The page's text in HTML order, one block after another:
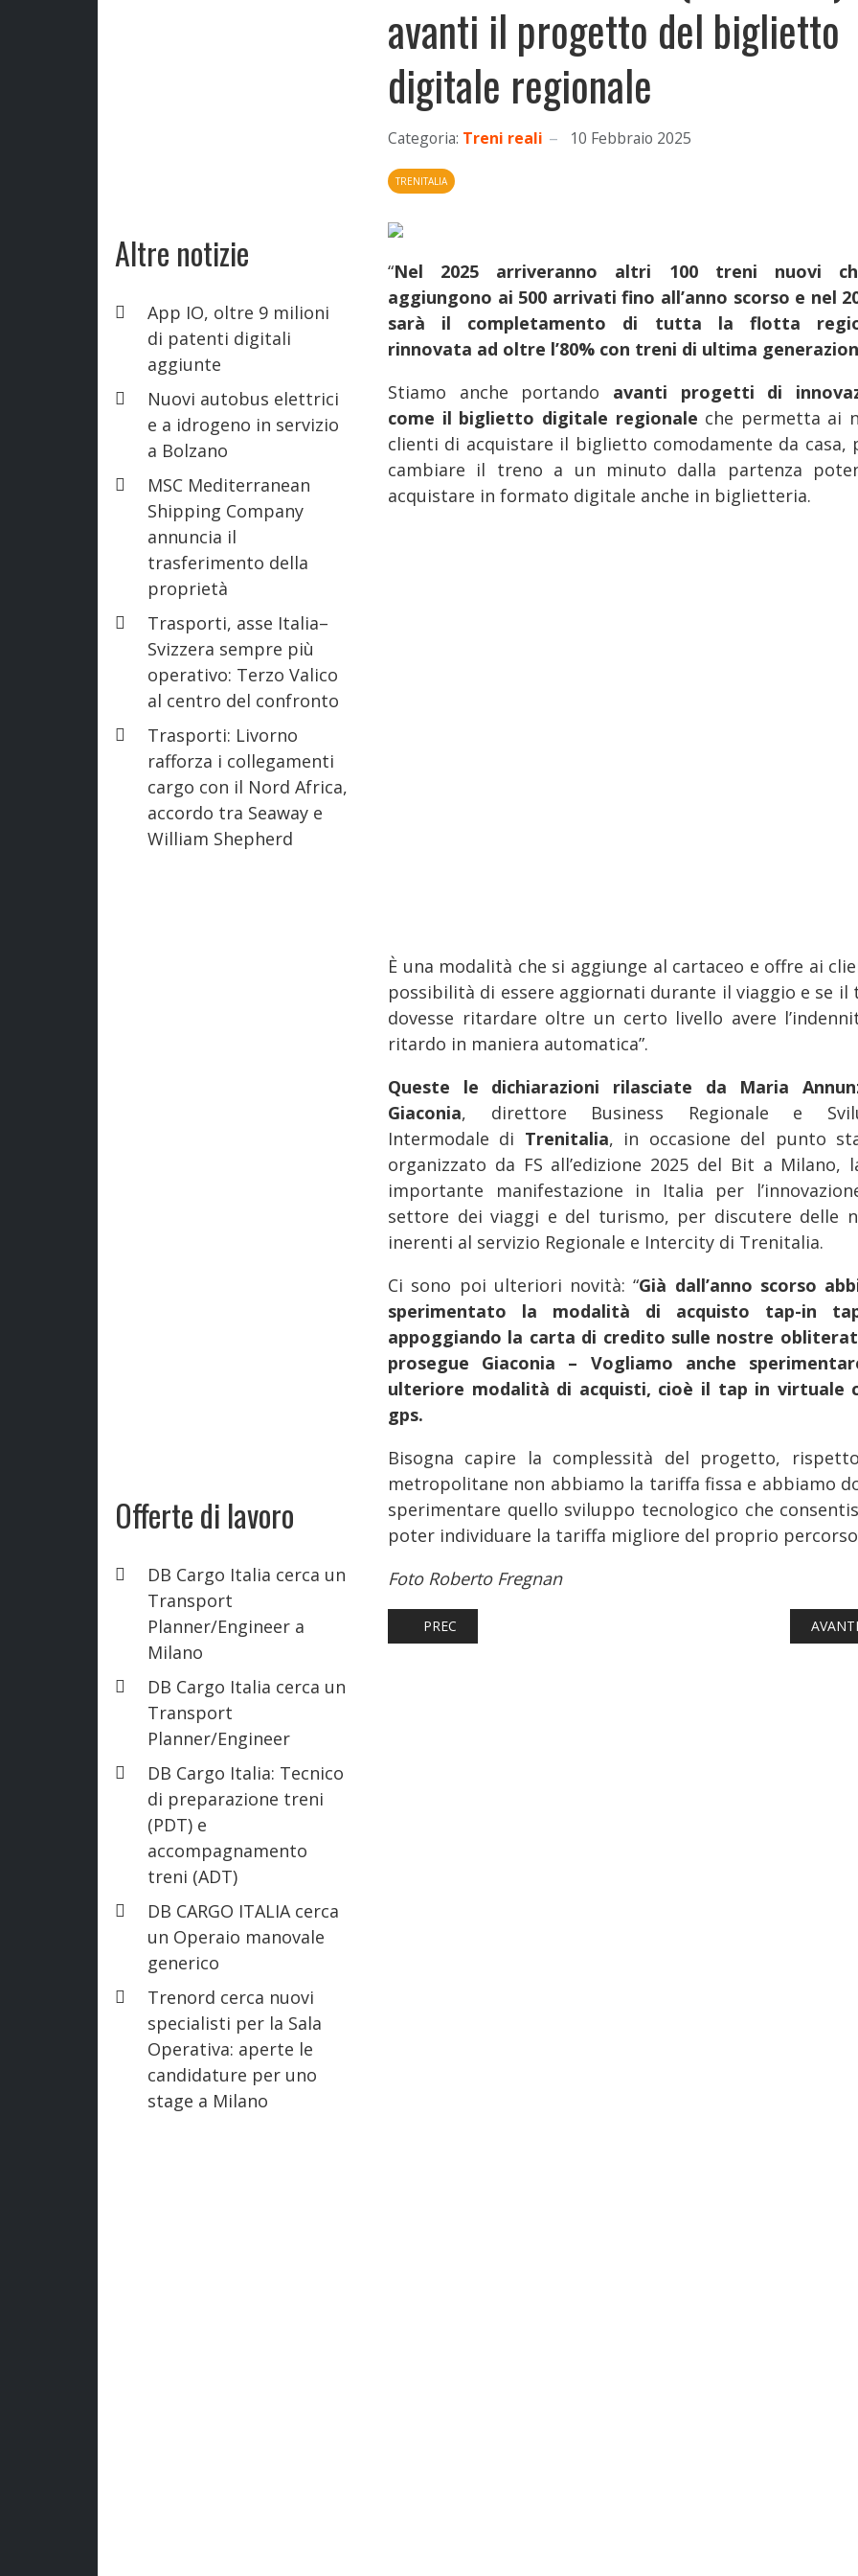
Altre notizie
App IO, oltre 9 milioni
di patenti digitali
aggiunte
Nuovi autobus elettrici
e a idrogeno in servizio
a Bolzano
MSC Mediterranean
Shipping Company
annuncia il
trasferimento della
proprietà
Trasporti, asse Italia–
Svizzera sempre più
operativo: Terzo Valico
al centro del confronto
Trasporti: Livorno
rafforza i collegamenti
cargo con il Nord Africa,
accordo tra Seaway e
William Shepherd
Offerte di lavoro
DB Cargo Italia cerca un
Transport
Planner/Engineer a
Milano
DB Cargo Italia cerca un
Transport
Planner/Engineer
DB Cargo Italia: Tecnico
di preparazione treni
(PDT) e
accompagnamento
treni (ADT)
DB CARGO ITALIA cerca
un Operaio manovale
generico
Trenord cerca nuovi
specialisti per la Sala
Operativa: aperte le
candidature per uno
stage a Milano
avanti il progetto del biglietto
digitale regionale
Categoria: Treni reali 10 Febbraio 2025
TRENITALIA
“Nel 2025 arriveranno altri 100 treni nuovi
aggiungono ai 500 arrivati fino all’anno scorso e nel
sarà il completamento di tutta la flotta
rinnovata ad oltre l’80% con treni di ultima
Stiamo anche portando avanti progetti di
come il biglietto digitale regionale che permetta ai
clienti di acquistare il biglietto comodamente da casa,
cambiare il treno a un minuto dalla partenza
acquistare in formato digitale anche in biglietteria.
È una modalità che si aggiunge al cartaceo e offre ai
possibilità di essere aggiornati durante il viaggio e se il
dovesse ritardare oltre un certo livello avere
ritardo in maniera automatica”.
Queste le dichiarazioni rilasciate da Maria
Giaconia, direttore Business Regionale e
Intermodale di Trenitalia, in occasione del punto
organizzato da FS all’edizione 2025 del Bit a Milano,
importante manifestazione in Italia per
settore dei viaggi e del turismo, per discutere delle
inerenti al servizio Regionale e Intercity di Trenitalia.
Ci sono poi ulteriori novità: “Già dall’anno scorso
sperimentato la modalità di acquisto tap-in
appoggiando la carta di credito sulle nostre
prosegue Giaconia – Vogliamo anche
ulteriore modalità di acquisti, cioè il tap in virtuale
gps.
Bisogna capire la complessità del progetto,
metropolitane non abbiamo la tariffa fissa e abbiamo
sperimentare quello sviluppo tecnologico che
poter individuare la tariffa migliore del proprio
Foto Roberto Fregnan
ARTICOLO PRECEDENTE: FERROVIE: PRESENTATO ALLA BIT IL
PREC AVANTI